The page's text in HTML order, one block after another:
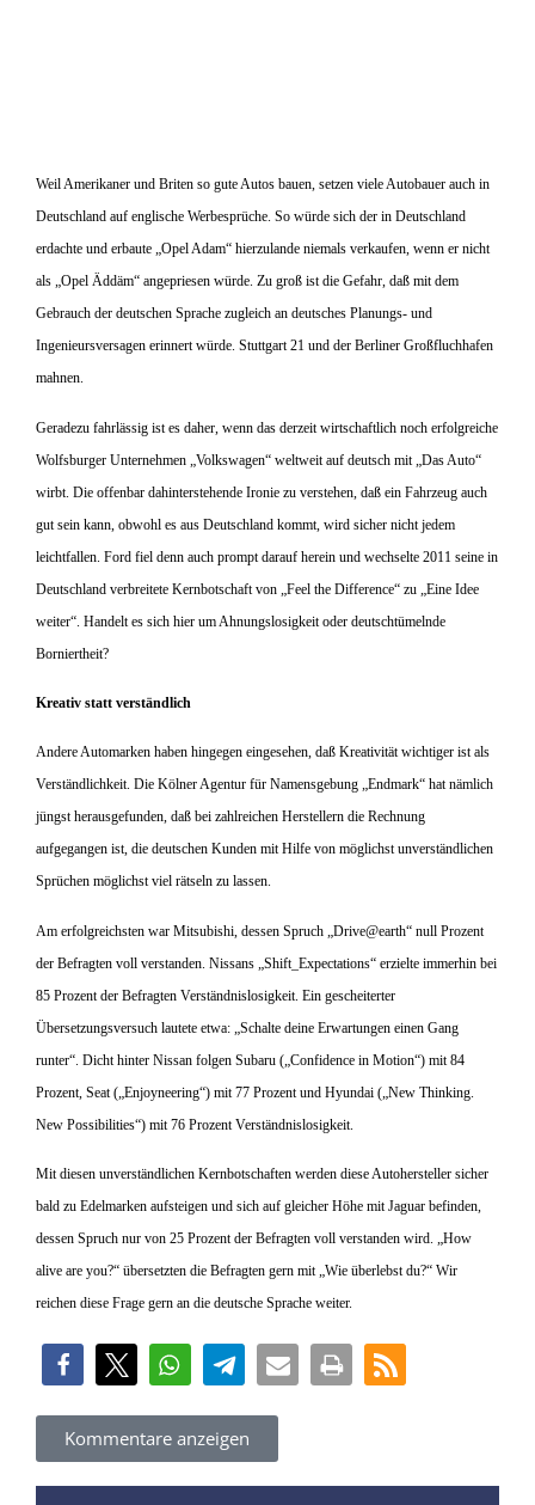
Weil Amerikaner und Briten so gute Autos bauen, setzen viele Autobauer auch in
Deutschland auf englische Werbesprüche. So würde sich der in Deutschland
erdachte und erbaute „Opel Adam“ hierzulande niemals verkaufen, wenn er nicht
als „Opel Äddäm“ angepriesen würde. Zu groß ist die Gefahr, daß mit dem
Gebrauch der deutschen Sprache zugleich an deutsches Planungs- und
Ingenieursversagen erinnert würde. Stuttgart 21 und der Berliner Großfluchhafen
mahnen.
Geradezu fahrlässig ist es daher, wenn das derzeit wirtschaftlich noch erfolgreiche
Wolfsburger Unternehmen „Volkswagen“ weltweit auf deutsch mit „Das Auto“
wirbt. Die offenbar dahinterstehende Ironie zu verstehen, daß ein Fahrzeug auch
gut sein kann, obwohl es aus Deutschland kommt, wird sicher nicht jedem
leichtfallen. Ford fiel denn auch prompt darauf herein und wechselte 2011 seine in
Deutschland verbreitete Kernbotschaft von „Feel the Difference“ zu „Eine Idee
weiter“. Handelt es sich hier um Ahnungslosigkeit oder deutschtümelnde
Borniertheit?
Kreativ statt verständlich
Andere Automarken haben hingegen eingesehen, daß Kreativität wichtiger ist als
Verständlichkeit. Die Kölner Agentur für Namensgebung „Endmark“ hat nämlich
jüngst herausgefunden, daß bei zahlreichen Herstellern die Rechnung
aufgegangen ist, die deutschen Kunden mit Hilfe von möglichst unverständlichen
Sprüchen möglichst viel rätseln zu lassen.
Am erfolgreichsten war Mitsubishi, dessen Spruch „Drive@earth“ null Prozent
der Befragten voll verstanden. Nissans „Shift_Expectations“ erzielte immerhin bei
85 Prozent der Befragten Verständnislosigkeit. Ein gescheiterter
Übersetzungsversuch lautete etwa: „Schalte deine Erwartungen einen Gang
runter“. Dicht hinter Nissan folgen Subaru („Confidence in Motion“) mit 84
Prozent, Seat („Enjoyneering“) mit 77 Prozent und Hyundai („New Thinking.
New Possibilities“) mit 76 Prozent Verständnislosigkeit.
Mit diesen unverständlichen Kernbotschaften werden diese Autohersteller sicher
bald zu Edelmarken aufsteigen und sich auf gleicher Höhe mit Jaguar befinden,
dessen Spruch nur von 25 Prozent der Befragten voll verstanden wird. „How
alive are you?“ übersetzten die Befragten gern mit „Wie überlebst du?“ Wir
reichen diese Frage gern an die deutsche Sprache weiter.
Kommentare anzeigen